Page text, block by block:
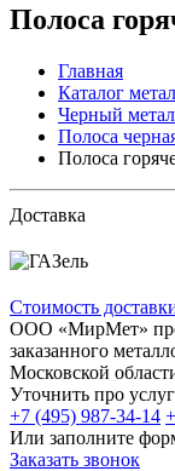
Полоса
Главная
Каталог
Черный
Полоса
Полоса
Доставка
Стоимость
ООО «МирМет»
заказанного
Московской
Уточнить про
+7 (495) 987-34-14
Или заполните
Заказать звонок